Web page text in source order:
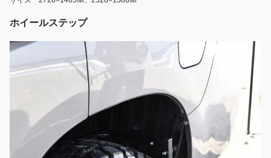
ホイールステップ